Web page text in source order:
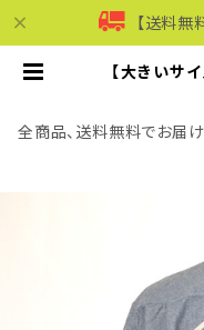
【送料無
【大きいサ
61-12014f-
ワンワール
全商品、送料無料でお届け